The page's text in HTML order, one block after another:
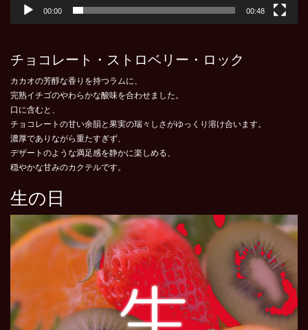
00:00 00:48
チョコレート・ストロベリー・ロック
カカオの芳醇な香りを持つラムに、
完熟イチゴのやわらかな酸味を合わせました。
口に含むと、
チョコレートの甘い余韻と果実の瑞々しさがゆっくり溶け合います。
濃厚でありながら重たすぎず、
デザートのような満足感を静かに楽しめる、
穏やかな甘みのカクテルです。
生の日